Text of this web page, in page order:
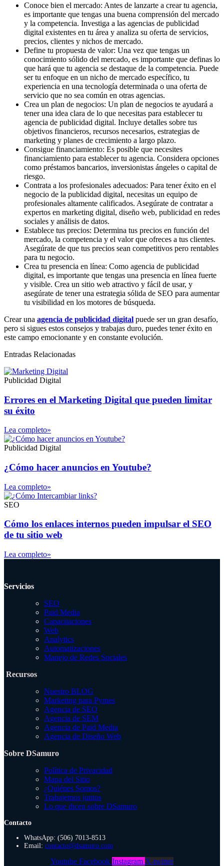
Conoce bien el mercado: Antes de lanzarte a crear tu agencia,
es importante que tengas una buena comprensión del mercado
y la competencia. Investiga a las agencias de publicidad
digital existentes en tu área y analiza su oferta de servicios,
precios, clientes y nichos de mercado.
Define tu propuesta de valor: Una vez que tengas un
conocimiento sólido del mercado, es importante que definas lo
que hará que tu agencia se destaque de la competencia. Puede
ser tu enfoque en un nicho de mercado específico, tu
experiencia en una tecnología determinada o una oferta de
servicio que no sea común en otras agencias.
Crea un plan de negocios: Un plan de negocios te ayudará a
tener una idea clara de lo que necesitas para establecer tu
agencia de publicidad digital. Incluye detalles sobre tus
objetivos financieros, recursos necesarios, estrategias de
marketing y planes de crecimiento a largo plazo.
Consigue financiamiento: Es posible que necesites
financiamiento para establecer tu agencia. Considera opciones
como préstamos bancarios, inversionistas ángeles o capital de
riesgo.
Contrata a los profesionales adecuados: Para tener éxito en el
negocio de la publicidad digital, necesitas un equipo de
profesionales altamente calificados. Asegúrate de contratar a
expertos en marketing digital, diseño web, publicidad en redes
sociales y análisis de datos.
Establece tus precios: Determina tus precios en función del
mercado, la competencia y el valor que ofreces a tus clientes.
Asegúrate de que tus precios sean competitivos pero rentables
para tu negocio.
Crea tu presencia en línea: Como agencia de publicidad
digital, es importante que tengas una presencia en línea fuerte
y visible. Crea un sitio web atractivo y fácil de usar, y
asegúrate de tener una estrategia sólida de SEO para aumentar
tu visibilidad en los motores de búsqueda.
Crear una agencia de publicidad digital puede ser un gran desafío,
pero si sigues estos consejos y trabajas duro, puedes tener éxito en
este campo emocionante y en constante evolución.
Entradas Relacionadas
Publicidad Digital
Errores en el Marketing Digital que pueden limitar
su éxito
Lea completo»
Publicidad Digital
¿Cómo hacer anuncios en Youtube?
Lea completo»
SEO
Cómo los enlaces internos pueden impulsar el SEO
de tu sitio web
Lea completo»
Servicios
SEO
Paid Media
Capacitaciones
Web
Analytics
Automatizaciones
Manejo de Redes Sociales
Recursos
Nuestro BLOG
Marketing para Pymes
Agencia de SEO
Agencia de SEM
Agencia de Paid Media
Agencia de Diseño Web
Sobre DSamuro
Política de Privacidad
Mapa del Sitio
¿Quiénes Somos?
Trabajemos juntos
Lo que dicen sobre DSamuro
Contacto
WhatsApp: (506) 7013-8513
Email: contacto@dsamuro.com
Youtube Facebook Instagram X-twitter